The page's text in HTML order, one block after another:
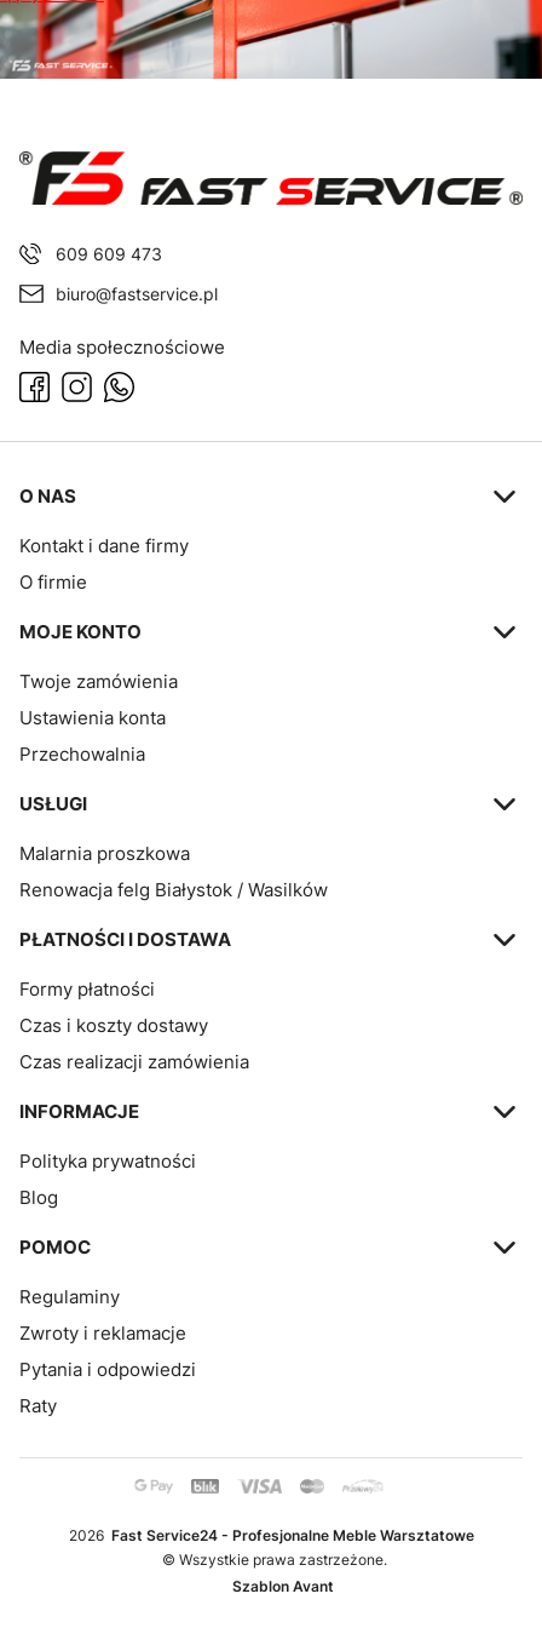
609 609 473
biuro@fastservice.pl
Media społecznościowe
Linki w stopce
O NAS
Kontakt i dane firmy
O firmie
MOJE KONTO
Twoje zamówienia
Ustawienia konta
Przechowalnia
USŁUGI
Malarnia proszkowa
Renowacja felg Białystok / Wasilków
PŁATNOŚCI I DOSTAWA
Formy płatności
Czas i koszty dostawy
Czas realizacji zamówienia
INFORMACJE
Polityka prywatności
Blog
POMOC
Regulaminy
Zwroty i reklamacje
Pytania i odpowiedzi
Raty
2026 Fast Service24 - Profesjonalne Meble Warsztatowe
© Wszystkie prawa zastrzeżone.
Szablon Avant